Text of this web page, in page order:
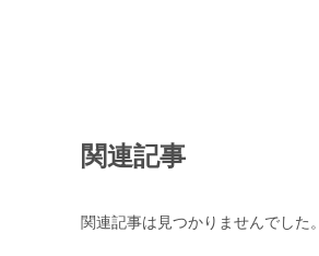
関連記事
関連記事は見つかりませんでした。